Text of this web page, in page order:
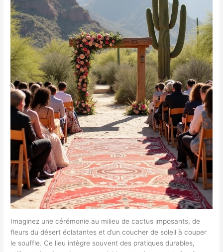
Imaginez une cérémonie au milieu de cactus imposants, de
fleurs du désert éclatantes et d’un coucher de soleil à couper
le souffle. Ce lieu intègre souvent des pratiques durables,